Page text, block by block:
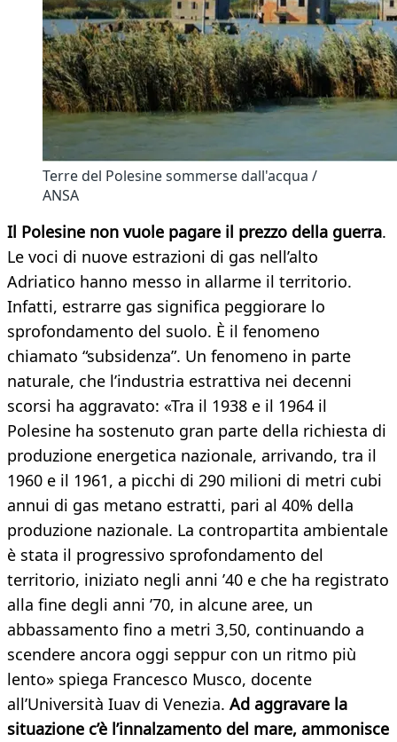
Terre del Polesine sommerse dall'acqua /
ANSA
Il Polesine non vuole pagare il prezzo della guerra.
Le voci di nuove estrazioni di gas nell’alto
Adriatico hanno messo in allarme il territorio.
Infatti, estrarre gas significa peggiorare lo
sprofondamento del suolo. È il fenomeno
chiamato “subsidenza”. Un fenomeno in parte
naturale, che l’industria estrattiva nei decenni
scorsi ha aggravato: «Tra il 1938 e il 1964 il
Polesine ha sostenuto gran parte della richiesta di
produzione energetica nazionale, arrivando, tra il
1960 e il 1961, a picchi di 290 milioni di metri cubi
annui di gas metano estratti, pari al 40% della
produzione nazionale. La contropartita ambientale
è stata il progressivo sprofondamento del
territorio, iniziato negli anni ’40 e che ha registrato
alla fine degli anni ’70, in alcune aree, un
abbassamento fino a metri 3,50, continuando a
scendere ancora oggi seppur con un ritmo più
lento» spiega Francesco Musco, docente
all’Università Iuav di Venezia. Ad aggravare la
situazione c’è l’innalzamento del mare, ammonisce